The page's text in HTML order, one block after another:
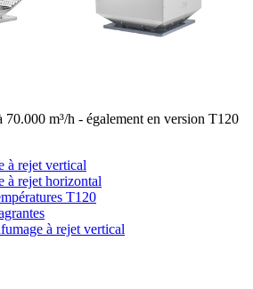
70.000 m³/h - également en version T120
à rejet vertical
à rejet horizontal
T120
à rejet vertical